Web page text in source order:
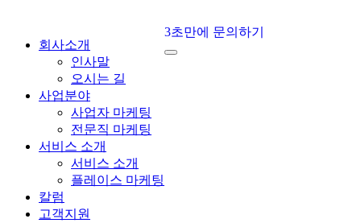
회사소개
인사말
오시는 길
사업분야
사업자 마케팅
전문직 마케팅
서비스 소개
서비스 소개
플레이스 마케팅
칼럼
고객지원
3초만에 문의하기